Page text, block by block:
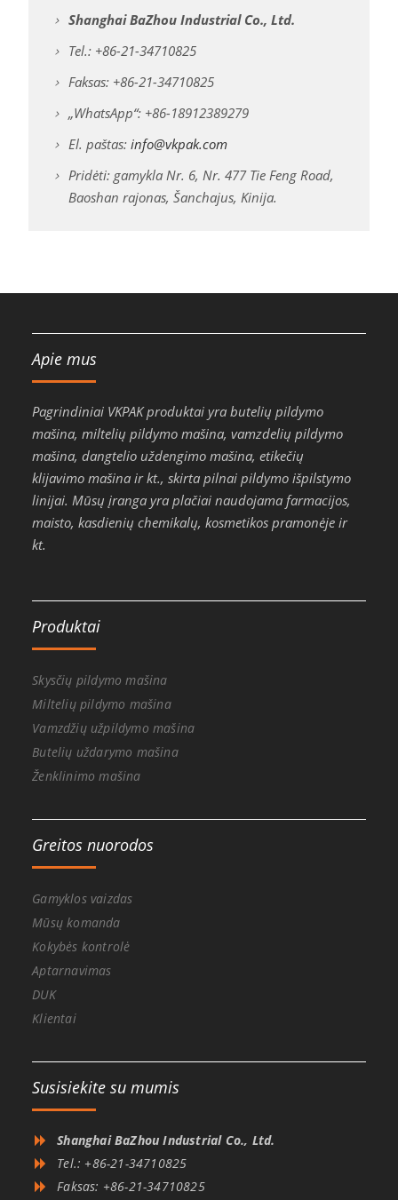
Shanghai BaZhou Industrial Co., Ltd.
Tel.: +86-21-34710825
Faksas: +86-21-34710825
„WhatsApp“: +86-18912389279
El. paštas: info@vkpak.com
Pridėti: gamykla Nr. 6, Nr. 477 Tie Feng Road,
Baoshan rajonas, Šanchajus, Kinija.
Apie mus
Pagrindiniai VKPAK produktai yra butelių pildymo
mašina, miltelių pildymo mašina, vamzdelių pildymo
mašina, dangtelio uždengimo mašina, etikečių
klijavimo mašina ir kt., skirta pilnai pildymo išpilstymo
linijai. Mūsų įranga yra plačiai naudojama farmacijos,
maisto, kasdienių chemikalų, kosmetikos pramonėje ir
kt.
Produktai
Skysčių pildymo mašina
Miltelių pildymo mašina
Vamzdžių užpildymo mašina
Butelių uždarymo mašina
Ženklinimo mašina
Greitos nuorodos
Gamyklos vaizdas
Mūsų komanda
Kokybės kontrolė
Aptarnavimas
DUK
Klientai
Susisiekite su mumis
Shanghai BaZhou Industrial Co., Ltd.
Tel.: +86-21-34710825
Faksas: +86-21-34710825